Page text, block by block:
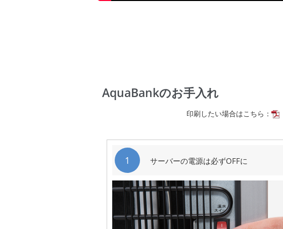
AquaBankのお手入れ
印刷したい場合はこちら：
1 サーバーの電源は必ずOFFに